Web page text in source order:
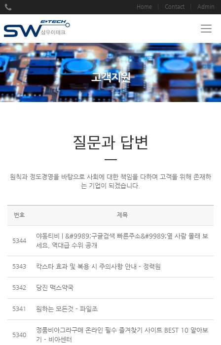
Home Contact Admin
고객지원
질문과 답변
원칙과 정도경영을 바탕으로 사회에 대한 책임을 다하며 고객을 위해 존재하
는 기업이 되겠습니다.
번호 제목
5344
야동티비 | &#9989;구글검색 빠른주소&#9989;옆 사람 몰래 보
세요, 역대급 수위 공개
5343 칵스타 효과 및 복용 시 주의사항 안내 - 정력원
5342 당진 맥스약국
5341 원하는 모든것 - 파일조
5340
정품비아그라구매 온라인 필수 즐겨찾기 사이트 BEST 10 알아보
기 - 비아센터